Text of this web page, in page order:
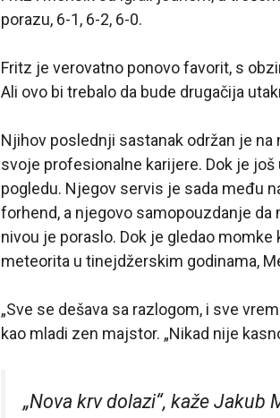
porazu, 6-1, 6-2, 6-0.
Fritz je verovatno ponovo favorit, s
Ali ovo bi trebalo da bude drugačija
Njihov poslednji sastanak održan je
svoje profesionalne karijere. Dok je
pogledu. Njegov servis je sada među
forhend, a njegovo samopouzdanje
nivou je poraslo. Dok je gledao
meteorita u tinejdžerskim godinama,
„Sve se dešava sa razlogom, i sve
kao mladi zen majstor. „Nikad nije
„Nova krv dolazi“, kaže